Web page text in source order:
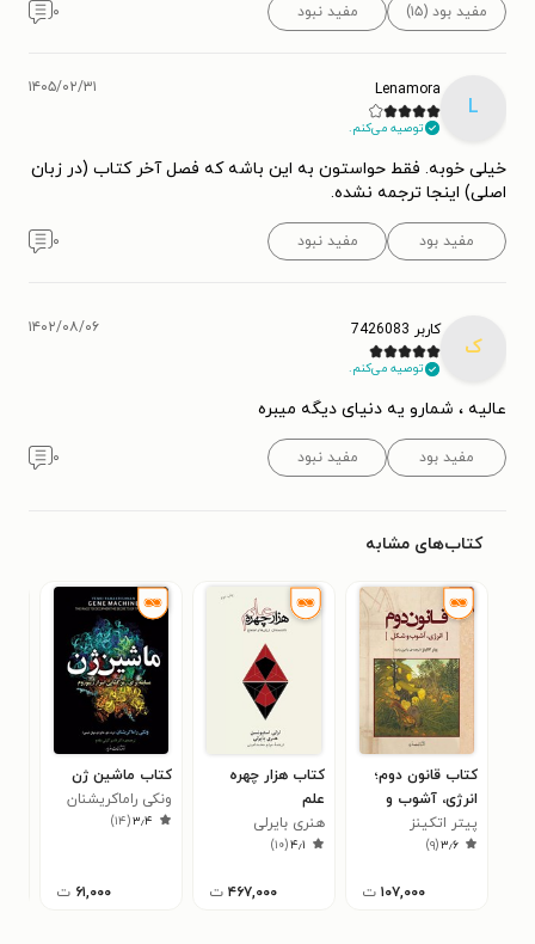
مفید بود (۱۵) مفید نبود ۰
L
Lenamora
توصیه می‌کنم.
۱۴۰۵/۰۲/۳۱
خیلی خوبه. فقط حواستون به این باشه که فصل آخر کتاب (در زبان
اصلی) اینجا ترجمه نشده.
مفید بود مفید نبود ۰
ک
کاربر 7426083
توصیه می‌کنم.
۱۴۰۲/۰۸/۰۶
عالیه ، شمارو یه دنیای دیگه میبره
مفید بود مفید نبود ۰
کتاب‌های مشابه
کتاب قانون دوم؛
انرژی، آشوب و
شکل
پیتر اتکینز
۳٫۶(۹)
۱۰۷,۰۰۰ ت
کتاب هزار چهره
علم
هنری بایرلی
۴٫۱(۱۰)
۴۶۷,۰۰۰ ت
کتاب ماشین ژن
ونکی راماکریشنان
۳٫۴(۱۴)
۶۱,۰۰۰ ت